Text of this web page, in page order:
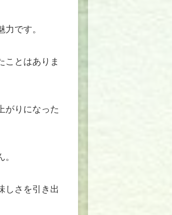
です。
ことはありま
がりになった
しさを引き出